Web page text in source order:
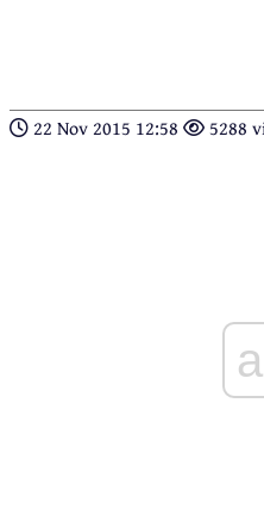
22 Nov 2015 12:58 5288